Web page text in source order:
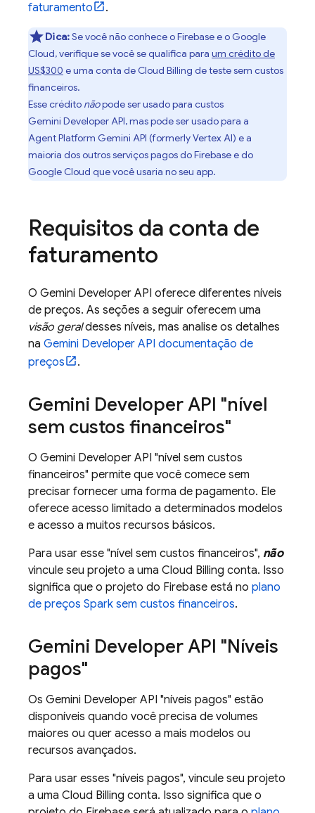
faturamento
.
Dica:Se você não conhece o Firebase e o Google
Cloud, verifique se você se qualifica para um crédito de
US$300 e uma conta de Cloud Billing de teste sem custos
financeiros.
Esse crédito nãopode ser usado para custos
Gemini Developer API, mas pode ser usado para a
Agent Platform Gemini API (formerly Vertex AI) e a
maioria dos outros serviços pagos do Firebase e do
Google Cloud que você usaria no seu app.
Requisitos da conta de
faturamento
O Gemini Developer API oferece diferentes níveis
de preços. As seções a seguir oferecem uma
visão geraldesses níveis, mas analise os detalhes
na Gemini Developer API documentação de
preços
.
Gemini Developer API "nível
sem custos financeiros"
O Gemini Developer API "nível sem custos
financeiros" permite que você comece sem
precisar fornecer uma forma de pagamento. Ele
oferece acesso limitado a determinados modelos
e acesso a muitos recursos básicos.
Para usar esse "nível sem custos financeiros", não
vincule seu projeto a uma Cloud Billing conta. Isso
significa que o projeto do Firebase está no plano
de preços Spark sem custos financeiros.
Gemini Developer API "Níveis
pagos"
Os Gemini Developer API "níveis pagos" estão
disponíveis quando você precisa de volumes
maiores ou quer acesso a mais modelos ou
recursos avançados.
Para usar esses "níveis pagos", vincule seu projeto
a uma Cloud Billing conta. Isso significa que o